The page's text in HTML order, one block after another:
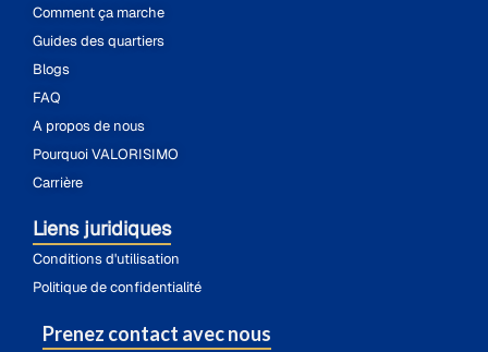
Comment ça marche
Guides des quartiers
Blogs
FAQ
A propos de nous
Pourquoi VALORISIMO
Carrière
Liens juridiques
Conditions d'utilisation
Politique de confidentialité
Prenez contact avec nous